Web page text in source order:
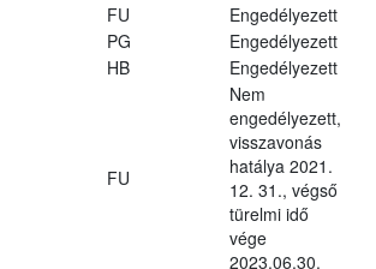
FU Engedélyezett
PG Engedélyezett
HB Engedélyezett
FU
Nem
engedélyezett,
visszavonás
hatálya 2021.
12. 31., végső
türelmi idő
vége
2023.06.30.